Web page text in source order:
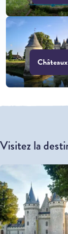
Châteaux
Visitez la